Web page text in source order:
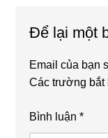
Để lại một
Email của bạn
Các trường
Bình luận*